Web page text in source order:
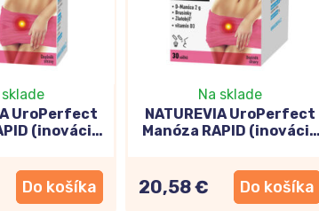
sklade
UroPerfect
(inovácia
Do košíka
Na sklade
NATUREVIA UroPerfect
Manóza RAPID (inovácia
20,58 € Do košíka